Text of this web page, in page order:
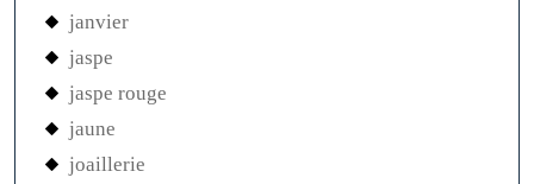
janvier
jaspe
jaspe rouge
jaune
joaillerie